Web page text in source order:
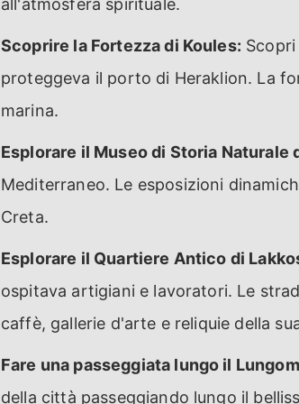
Scoprire la Fortezza di Koules:
proteggeva il porto di Heraklion. La
marina.
Esplorare il Museo di Storia Naturale
Mediterraneo. Le esposizioni
Creta.
Esplorare il Quartiere Antico di
ospitava artigiani e lavoratori. Le
caffè, gallerie d'arte e reliquie della
Fare una passeggiata lungo il
della città passeggiando lungo il